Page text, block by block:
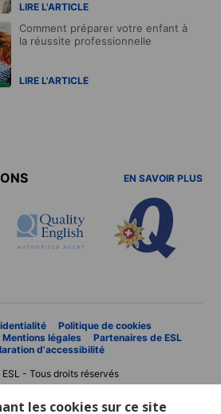
les cookies sur ce site
LIRE L'ARTICLE
Comment préparer votre enfant à
la réussite professionnelle
LIRE L'ARTICLE
EN SAVOIR PLUS
Politique de cookies
Mentions légales
Partenaires de ESL
d'accessibilité
- Tous droits réservés